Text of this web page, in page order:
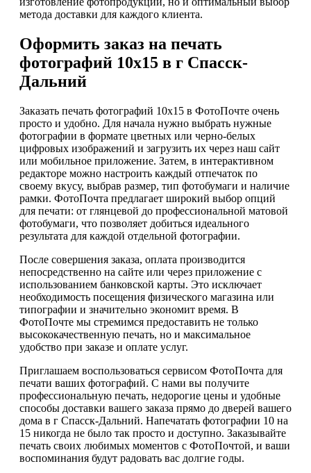
метода доставки для каждого клиента.
Оформить заказ на печать
фотографий 10х15 в г Спасск-
Дальний
Заказать печать фотографий 10х15 в ФотоПочте очень
просто и удобно. Для начала нужно выбрать нужные
фотографии в формате цветных или черно-белых
цифровых изображений и загрузить их через наш сайт
или мобильное приложение. Затем, в интерактивном
редакторе можно настроить каждый отпечаток по
своему вкусу, выбрав размер, тип фотобумаги и наличие
рамки. ФотоПочта предлагает широкий выбор опций
для печати: от глянцевой до профессиональной матовой
фотобумаги, что позволяет добиться идеального
результата для каждой отдельной фотографии.
После совершения заказа, оплата производится
непосредственно на сайте или через приложение с
использованием банковской карты. Это исключает
необходимость посещения физического магазина или
типографии и значительно экономит время. В
ФотоПочте мы стремимся предоставить не только
высококачественную печать, но и максимальное
удобство при заказе и оплате услуг.
Приглашаем воспользоваться сервисом ФотоПочта для
печати ваших фотографий. С нами вы получите
профессиональную печать, недорогие цены и удобные
способы доставки вашего заказа прямо до дверей вашего
дома в г Спасск-Дальний. Напечатать фотографии 10 на
15 никогда не было так просто и доступно. Заказывайте
печать своих любимых моментов с ФотоПочтой, и ваши
воспоминания будут радовать вас долгие годы.